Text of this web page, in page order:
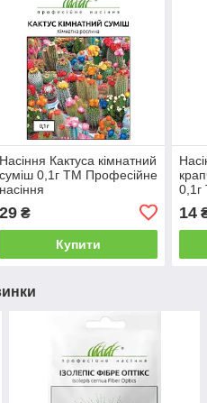
Насіння Кактуса кімнатний
суміш 0,1г ТМ Професійне
насіння
29₴
Купити
14